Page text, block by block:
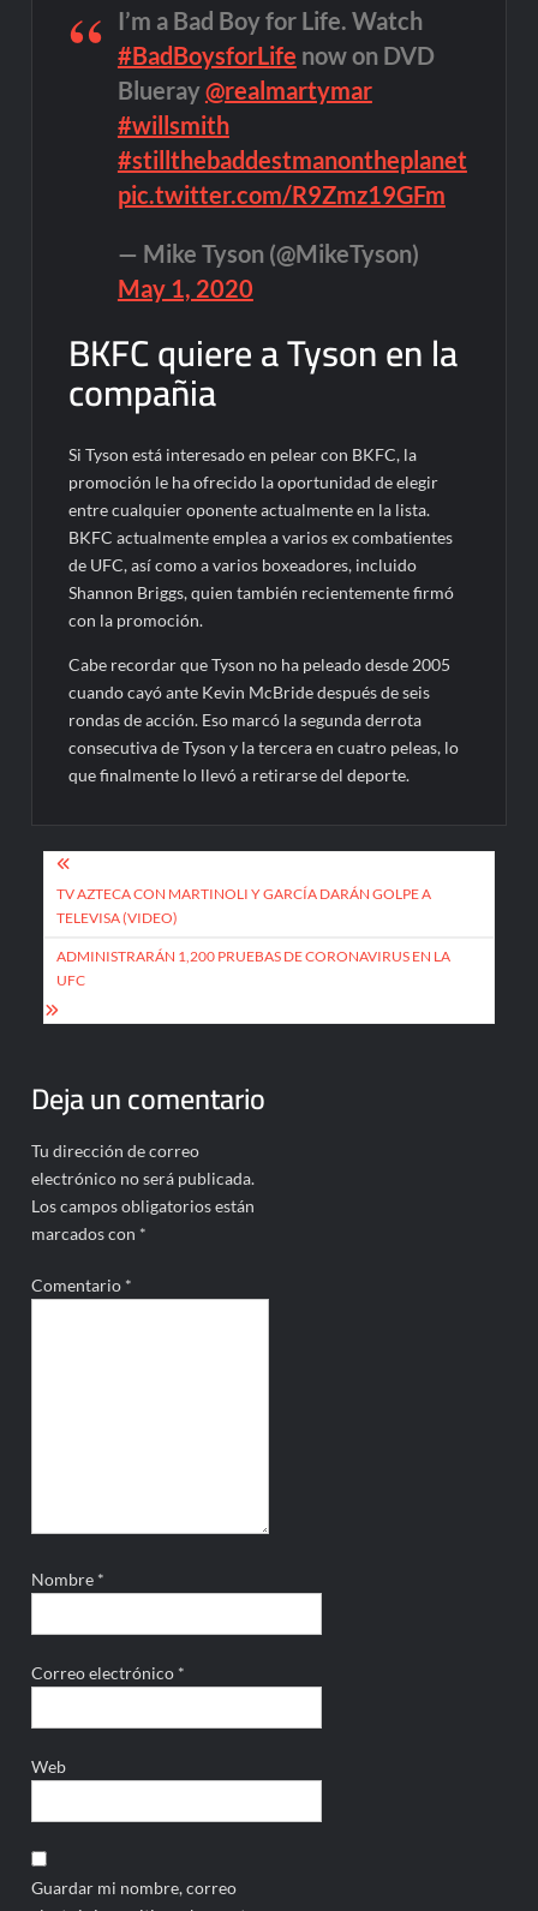
I’m a Bad Boy for Life. Watch
#BadBoysforLife now on DVD
Blueray@realmartymar
#willsmith
#stillthebaddestmanontheplanet
pic.twitter.com/R9Zmz19GFm
— Mike Tyson (@MikeTyson)
May 1, 2020
BKFC quiere a Tyson en la
compañia
Si Tyson está interesado en pelear con BKFC, la
promoción le ha ofrecido la oportunidad de elegir
entre cualquier oponente actualmente en la lista.
BKFC actualmente emplea a varios ex combatientes
de UFC, así como a varios boxeadores, incluido
Shannon Briggs, quien también recientemente firmó
con la promoción.
Cabe recordar que Tyson no ha peleado desde 2005
cuando cayó ante Kevin McBride después de seis
rondas de acción. Eso marcó la segunda derrota
consecutiva de Tyson y la tercera en cuatro peleas, lo
que finalmente lo llevó a retirarse del deporte.
Navegación
de
entradas
TV AZTECA CON MARTINOLI Y GARCÍA DARÁN GOLPE A
TELEVISA (VIDEO)
ADMINISTRARÁN 1,200 PRUEBAS DE CORONAVIRUS EN LA
UFC
Deja un comentario
Tu dirección de correo
electrónico no será publicada.
Los campos obligatorios están
marcados con *
Comentario *
Nombre *
Correo electrónico *
Web
Guardar mi nombre, correo